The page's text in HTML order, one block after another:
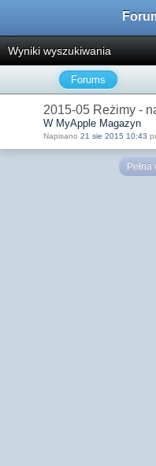
Wyniki wyszukiwania
Forums
2015-05 Reżimy -
W MyApple Magazyn
Napisano 21 sie 2015 10:43